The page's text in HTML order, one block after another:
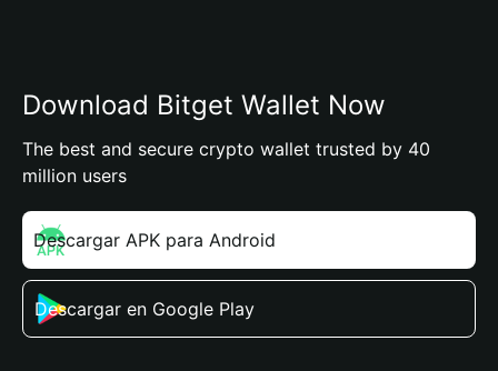
Download Bitget Wallet Now
The best and secure crypto wallet trusted by 40
million users
Descargar APK para Android
Descargar en Google Play